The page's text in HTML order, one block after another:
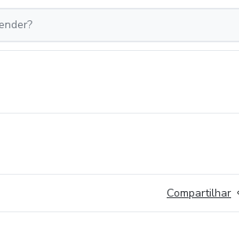
Compartilhar